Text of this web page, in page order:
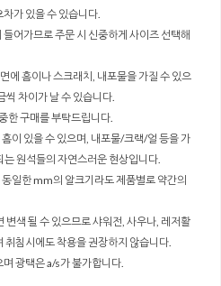
가 있을 수 있습니다.
어가므로 주문 시 신중하게 사이즈 선택해
에 흠이나 스크래치, 내포물을 가질 수 있으
씩 차이가 날 수 있습니다.
한 구매를 부탁드립니다.
이 있을 수 있으며, 내포물/크랙/얼 등을 가
원석들의 자연스러운 현상입니다.
일한 mm의 알크기라도 제품별로 약간의
변색 될 수 있으므로 샤워전, 사우나, 레저활
취침시에도 착용을 권장하지 않습니다.
광택은 a/s가 불가합니다.